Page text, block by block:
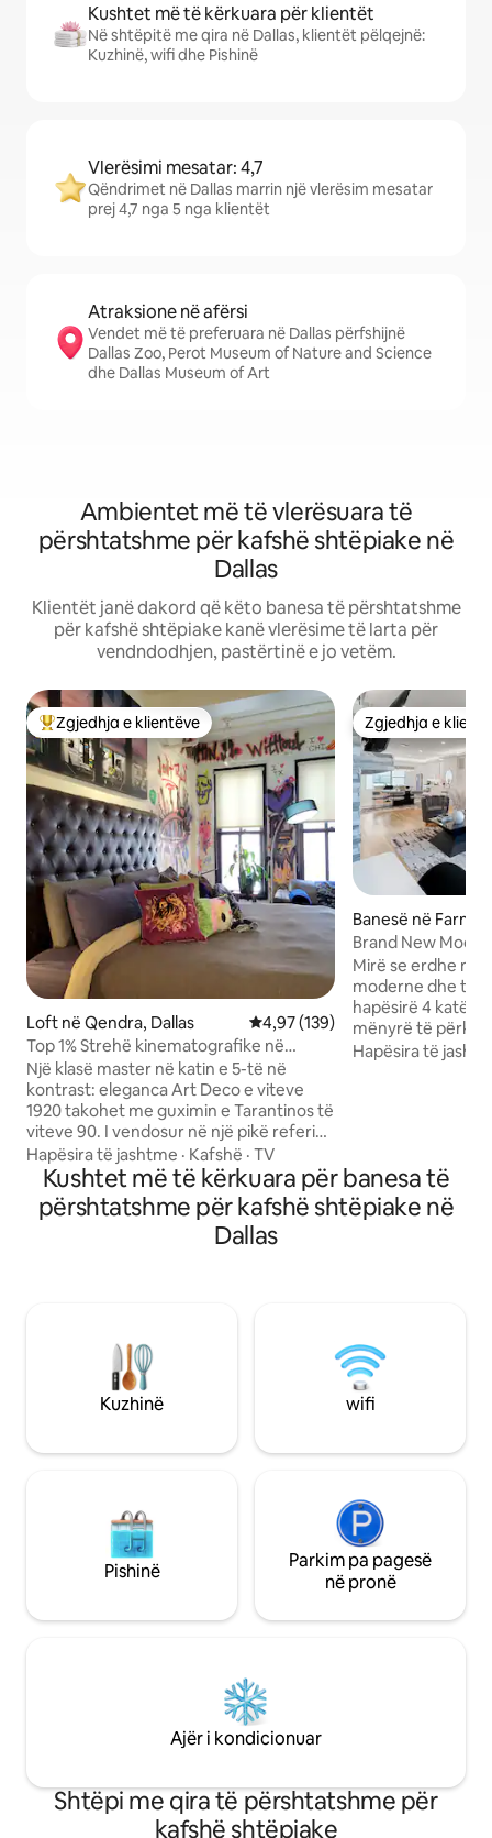
Kushtet më të kërkuara për klientët
Në shtëpitë me qira në Dallas, klientët pëlqejnë:
Kuzhinë, wifi dhe Pishinë
Vlerësimi mesatar: 4,7
Qëndrimet në Dallas marrin një vlerësim mesatar
prej 4,7 nga 5 nga klientët
Atraksione në afërsi
Vendet më të preferuara në Dallas përfshijnë
Dallas Zoo, Perot Museum of Nature and Science
dhe Dallas Museum of Art
Ambientet më të vlerësuara të
përshtatshme për kafshë shtëpiake në
Dallas
Klientët janë dakord që këto banesa të përshtatshme
për kafshë shtëpiake kanë vlerësime të larta për
vendndodhjen, pastërtinë e jo vetëm.
Më të mirat e zgjedhjeve të klientëve
Zgjedhja e klientëve
Loft në Qendra, Dallas Vlerësimi mesatar 4,97 nga 5,
4,97 (139)
Top 1% Strehë kinematografike në
qendër të qytetit, loft me grafite
​Një klasë master në katin e 5-të në
kontrast: eleganca Art Deco e viteve
1920 takohet me guximin e Tarantinos të
viteve 90. I vendosur në një pikë referimi
historike, ky vend i shenjtë i kuruar është
për ata që duan luks me një prekje të
artit të rrugës. Hyr në një holl elegant
me pllaka bardhë e zi para se të ngjitesh
në vendin tënd privat, të rehatshëm, të
dopio "king" me çarçafë natyralë për
ëndrra të ëmbla. Një loft i kuruar, si për
heronj aksioni, i ngritur pezull mbi
zhurmën e Dallasit. 🖤
Hapësira të jashtme · Kafshë · TV
Zgjedhja e
Zgjedhja e
Banesë në
Brand New
Rooftop
Mirë se erdhe në
moderne dhe të
hapësirë 4
mënyrë të
grupet për t 'u
minuta larg nga
të ofruar. 12
qasje të shpejtë
Hapësira të
Kushtet më të kërkuara për banesa të
përshtatshme për kafshë shtëpiake në
Dallas
Kuzhinë wifi
Pishinë
Parkim pa pagesë
në pronë
Ajër i kondicionuar
Shtëpi me qira të përshtatshme për
kafshë shtëpiake